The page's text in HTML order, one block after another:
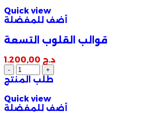
Quick view
أضف للمفضلة
قوالب القلوب التسعة
د.ج
طلب المنتج
Quick view
أضف للمفضلة